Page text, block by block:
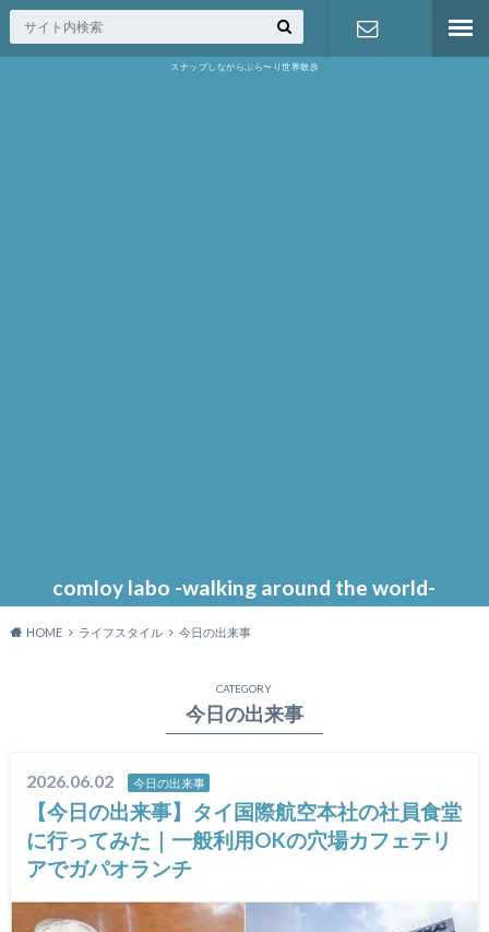
スナップしながらぶら〜り世界散歩
comloy labo -walking around the world-
HOME ライフスタイル 今日の出来事
CATEGORY
今日の出来事
2026.06.02 今日の出来事
【今日の出来事】タイ国際航空本社の社員食堂
に行ってみた｜一般利用OKの穴場カフェテリ
アでガパオランチ